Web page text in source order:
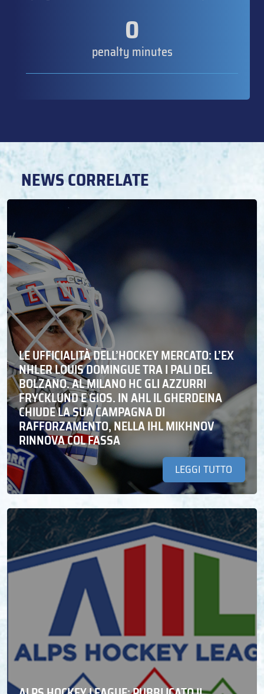
0
penalty minutes
NEWS CORRELATE
LE UFFICIALITÀ DELL’HOCKEY MERCATO: L’EX
NHLER LOUIS DOMINGUE TRA I PALI DEL
BOLZANO. AL MILANO HC GLI AZZURRI
FRYCKLUND E GIOS. IN AHL IL GHERDEINA
CHIUDE LA SUA CAMPAGNA DI
RAFFORZAMENTO, NELLA IHL MIKHNOV
RINNOVA COL FASSA
LEGGI TUTTO